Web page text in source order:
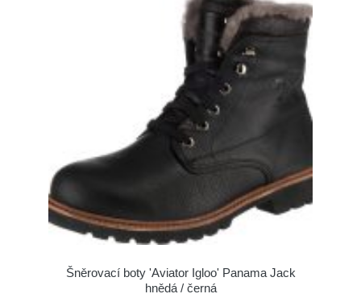
Šněrovací boty 'Aviator Igloo' Panama Jack
hnědá / černá